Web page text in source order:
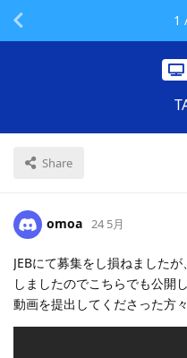
Share
1
omoa 24 5月
JEBにて募集をし損ねました
しましたのでこちらでも公開
動画を提出してくださった方